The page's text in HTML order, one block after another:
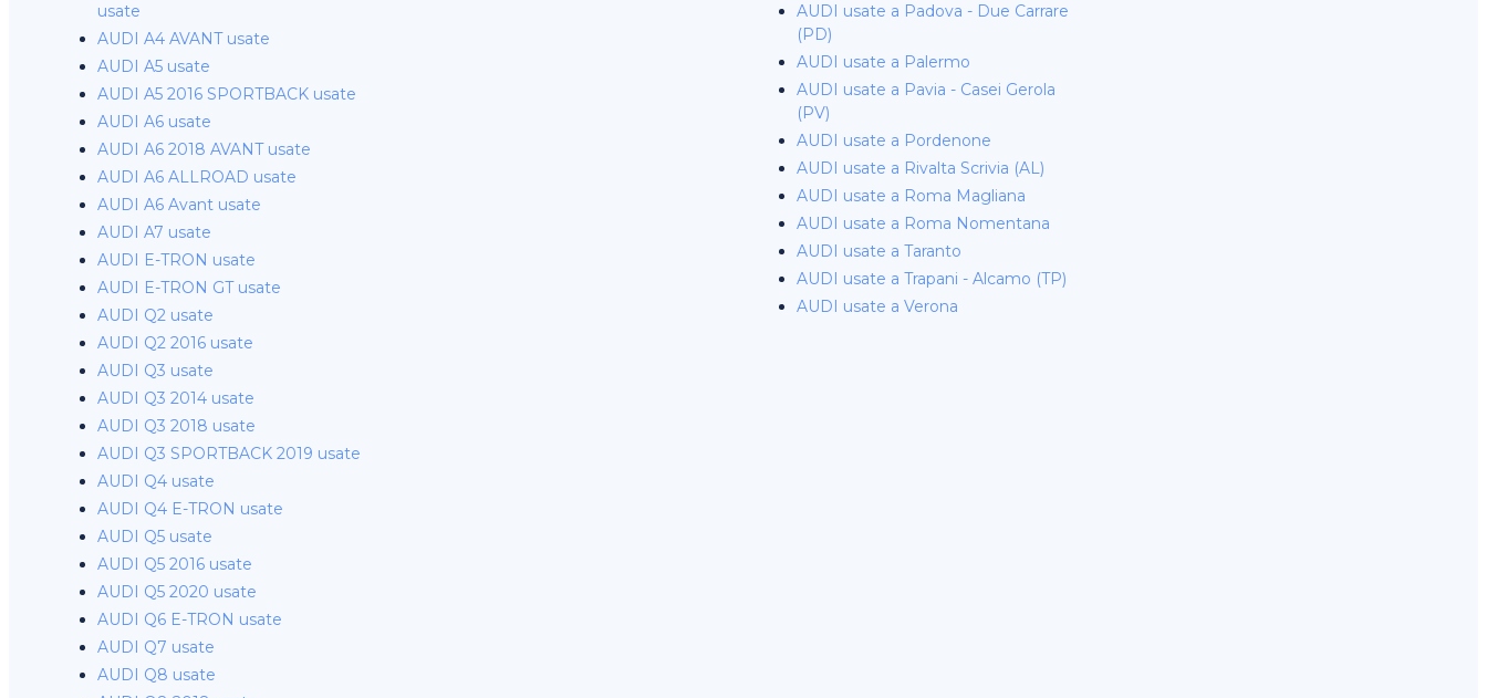
usate
AUDI A4 AVANT usate
AUDI A5 usate
AUDI A5 2016 SPORTBACK usate
AUDI A6 usate
AUDI A6 2018 AVANT usate
AUDI A6 ALLROAD usate
AUDI A6 Avant usate
AUDI A7 usate
AUDI E-TRON usate
AUDI E-TRON GT usate
AUDI Q2 usate
AUDI Q2 2016 usate
AUDI Q3 usate
AUDI Q3 2014 usate
AUDI Q3 2018 usate
AUDI Q3 SPORTBACK 2019 usate
AUDI Q4 usate
AUDI Q4 E-TRON usate
AUDI Q5 usate
AUDI Q5 2016 usate
AUDI Q5 2020 usate
AUDI Q6 E-TRON usate
AUDI Q7 usate
AUDI Q8 usate
AUDI usate a Padova - Due Carrare
(PD)
AUDI usate a Palermo
AUDI usate a Pavia - Casei Gerola
(PV)
AUDI usate a Pordenone
AUDI usate a Rivalta Scrivia (AL)
AUDI usate a Roma Magliana
AUDI usate a Roma Nomentana
AUDI usate a Taranto
AUDI usate a Trapani - Alcamo (TP)
AUDI usate a Verona